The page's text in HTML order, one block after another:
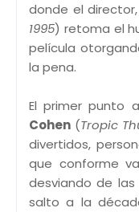
donde el director,
1995) retoma el
película
la pena.
El primer punto
Cohen (Tropic
divertidos,
que conforme
desviando de las
salto a la